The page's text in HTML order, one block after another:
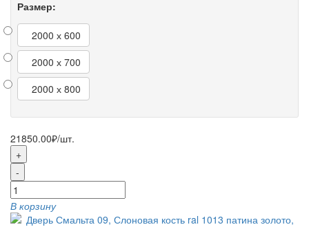
Размер:
2000 х 600
2000 х 700
2000 х 800
21850.00₽/шт.
+
-
В корзину